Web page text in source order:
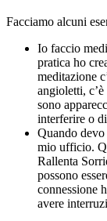
Facciamo alcuni
Io faccio
pratica ho
meditazione
angioletti,
sono
interferire o
Quando
mio ufficio.
Rallenta
possono
connessione
avere